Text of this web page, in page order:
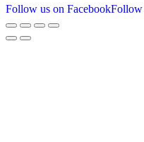
Follow us on FacebookFollow